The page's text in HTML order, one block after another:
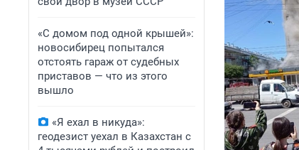
«С домом под одной крышей»:
новосибирец попытался
отстоять гараж от судебных
приставов — что из этого
вышло
«Я ехал в никуда»:
геодезист уехал в Казахстан с